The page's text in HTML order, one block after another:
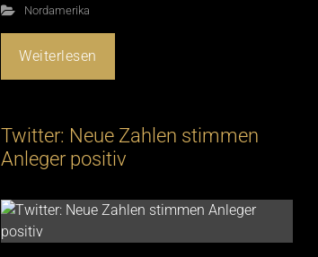
Nordamerika
Weiterlesen
Twitter: Neue Zahlen stimmen
Anleger positiv